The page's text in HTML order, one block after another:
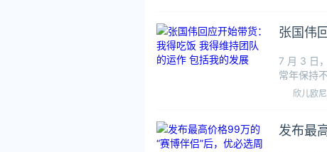
张国伟
7 月 3 日
常年保持
网友认为他
欣儿欧尼
发布最